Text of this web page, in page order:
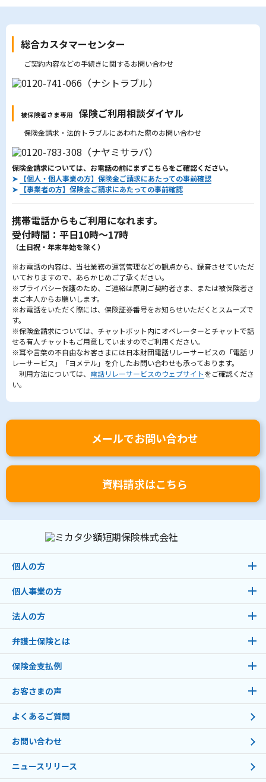
総合カスタマーセンター
ご契約内容などの手続きに関するお問い合わせ
被保険者さま専用 保険ご利用相談ダイヤル
保険金請求・法的トラブルにあわれた際のお問い合わせ
保険金請求については、お電話の前にまずこちらをご確認ください。
➤
【個人・個人事業の方】保険金ご請求にあたっての事前確認
➤
【事業者の方】保険金ご請求にあたっての事前確認
携帯電話からもご利用になれます。
受付時間：平日10時～17時
（土日祝・年末年始を除く）
※お電話の内容は、当社業務の運営管理などの観点から、録音させていただ
いておりますので、あらかじめご了承ください。
※プライバシー保護のため、ご連絡は原則ご契約者さま、または被保険者さ
まご本人からお願いします。
※お電話をいただく際には、保険証券番号をお知らせいただくとスムーズで
す。
※保険金請求については、チャットボット内にオペレーターとチャットで話
せる有人チャットもご用意していますのでご利用ください。
※耳や言葉の不自由なお客さまには日本財団電話リレーサービスの「電話リ
レーサービス」「ヨメテル」を介したお問い合わせも承っております。
利用方法については、 電話リレーサービスのウェブサイトをご確認くださ
い。
メールでお問い合わせ
資料請求はこちら
個人の方
個人事業の方
法人の方
弁護士保険とは
保険金支払例
お客さまの声
よくあるご質問
お問い合わせ
ニュースリリース